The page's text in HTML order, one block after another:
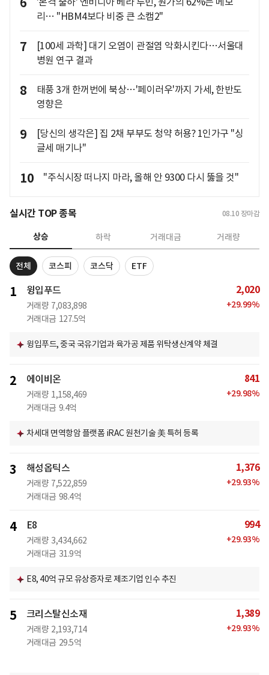
6
리… "HBM4보다 비중 큰 소캠2"
7
[100세 과학] 대기 오염이 관절염 악화시킨다…서울대
병원 연구 결과
8
태풍 3개 한꺼번에 북상…'페이러우'까지 가세, 한반도
영향은
9
[당신의 생각은] 집 2채 부부도 청약 허용? 1인가구 "싱
글세 매기나"
10 "주식시장 떠나지 마라, 올해 안 9300 다시 뚫을 것"
실시간 TOP 종목 08.10 장마감
상승 하락 거래대금 거래량
전체 코스피 코스닥 ETF
1 윙입푸드
거래량 7,083,898
거래대금 127.5억
2,020
+29.99%
윙입푸드, 중국 국유기업과 육가공 제품 위탁생산계약 체결
2 에이비온
거래량 1,158,469
거래대금 9.4억
841
+29.98%
차세대 면역항암 플랫폼 iRAC 원천기술 美 특허 등록
3 해성옵틱스
거래량 7,522,859
거래대금 98.4억
1,376
+29.93%
4 E8
거래량 3,434,662
거래대금 31.9억
994
+29.93%
E8, 40억 규모 유상증자로 제조기업 인수 추진
5 크리스탈신소재
거래량 2,193,714
거래대금 29.5억
1,389
+29.93%